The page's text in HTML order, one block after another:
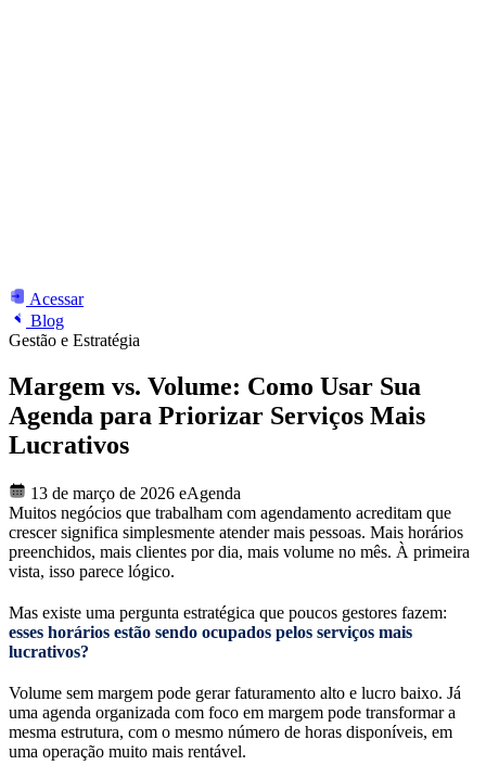
Acessar
Blog
Gestão e Estratégia
Margem vs. Volume: Como Usar Sua
Agenda para Priorizar Serviços Mais
Lucrativos
13 de março de 2026 eAgenda
Muitos negócios que trabalham com agendamento acreditam que
crescer significa simplesmente atender mais pessoas. Mais horários
preenchidos, mais clientes por dia, mais volume no mês. À primeira
vista, isso parece lógico.
Mas existe uma pergunta estratégica que poucos gestores fazem:
esses horários estão sendo ocupados pelos serviços mais
lucrativos?
Volume sem margem pode gerar faturamento alto e lucro baixo. Já
uma agenda organizada com foco em margem pode transformar a
mesma estrutura, com o mesmo número de horas disponíveis, em
uma operação muito mais rentável.